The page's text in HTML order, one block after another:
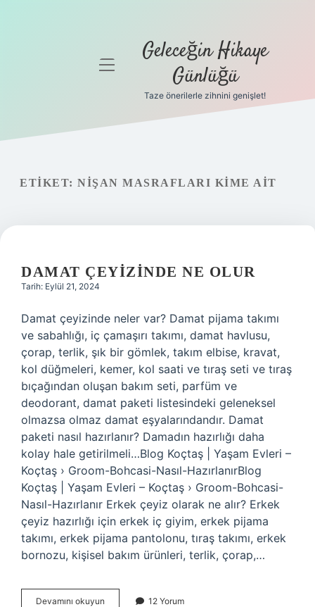
Gizlilik
Yasal Uyarı
Hakkımızda
menüyü Geleceğin Hikaye
Günlüğü
Taze önerilerle zihnini genişlet!
ETIKET: NIŞAN MASRAFLARI KIME AIT
DAMAT ÇEYIZINDE NE OLUR
Tarih: Eylül 21, 2024
Damat çeyizinde neler var? Damat pijama takımı
ve sabahlığı, iç çamaşırı takımı, damat havlusu,
çorap, terlik, şık bir gömlek, takım elbise, kravat,
kol düğmeleri, kemer, kol saati ve tıraş seti ve tıraş
bıçağından oluşan bakım seti, parfüm ve
deodorant, damat paketi listesindeki geleneksel
olmazsa olmaz damat eşyalarındandır. Damat
paketi nasıl hazırlanır? Damadın hazırlığı daha
kolay hale getirilmeli…Blog Koçtaş | Yaşam Evleri –
Koçtaş › Groom-Bohcasi-Nasıl-HazırlanırBlog
Koçtaş | Yaşam Evleri – Koçtaş › Groom-Bohcasi-
Nasıl-Hazırlanır Erkek çeyiz olarak ne alır? Erkek
çeyiz hazırlığı için erkek iç giyim, erkek pijama
takımı, erkek pijama pantolonu, tıraş takımı, erkek
bornozu, kişisel bakım ürünleri, terlik, çorap,…
Devamını okuyun 12 Yorum